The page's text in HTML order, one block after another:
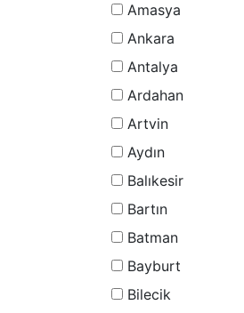
Amasya
Ankara
Antalya
Ardahan
Artvin
Aydın
Balıkesir
Bartın
Batman
Bayburt
Bilecik